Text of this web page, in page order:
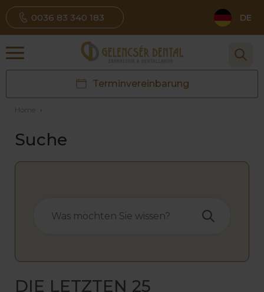
0036 83 340 183 DE
Terminvereinbarung
Home ›
Suche
DIE LETZTEN 25